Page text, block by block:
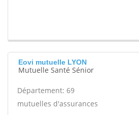
Eovi mutuelle LYON
Mutuelle Santé Sénior
Département: 69
mutuelles d'assurances